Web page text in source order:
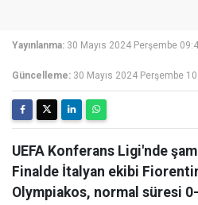
Yayınlanma: 30 Mayıs 2024 Perşembe
Güncelleme: 30 Mayıs 2024 Perşembe
UEFA Konferans Ligi'nde
Finalde İtalyan ekibi
Olympiakos, normal süresi